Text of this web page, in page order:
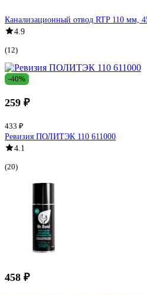
Канализационный отвод RTP 110 мм,
4.9
(12)
-40%
259 ₽
433 ₽
Ревизия ПОЛИТЭК 110 611000
4.1
(20)
458 ₽